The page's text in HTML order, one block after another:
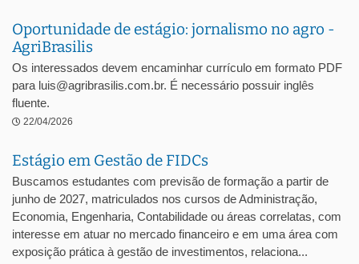
Oportunidade de estágio: jornalismo no agro -
AgriBrasilis
Os interessados devem encaminhar currículo em formato PDF
para luis@agribrasilis.com.br. É necessário possuir inglês
fluente.
22/04/2026
Estágio em Gestão de FIDCs
Buscamos estudantes com previsão de formação a partir de
junho de 2027, matriculados nos cursos de Administração,
Economia, Engenharia, Contabilidade ou áreas correlatas, com
interesse em atuar no mercado financeiro e em uma área com
exposição prática à gestão de investimentos, relaciona...